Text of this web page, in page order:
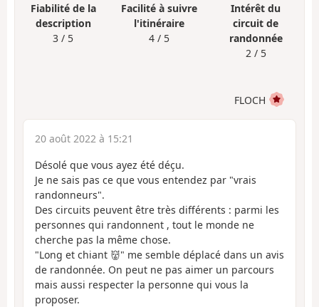
Fiabilité de la
description
3 / 5
Facilité à suivre
l'itinéraire
4 / 5
Intérêt du
circuit de
randonnée
2 / 5
FLOCH
20 août 2022 à 15:21
Désolé que vous ayez été déçu.
Je ne sais pas ce que vous entendez par "vrais
randonneurs".
Des circuits peuvent être très différents : parmi les
personnes qui randonnent , tout le monde ne
cherche pas la même chose.
"Long et chiant 👹" me semble déplacé dans un avis
de randonnée. On peut ne pas aimer un parcours
mais aussi respecter la personne qui vous la
proposer.